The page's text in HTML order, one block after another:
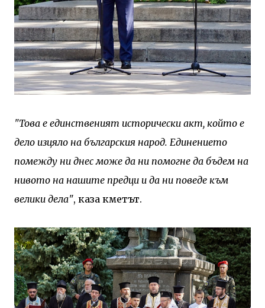
"Това е единственият исторически акт, който е
дело изцяло на българския народ. Единението
помежду ни днес може да ни помогне да бъдем на
нивото на нашите предци и да ни поведе към
велики дела", каза кметът.